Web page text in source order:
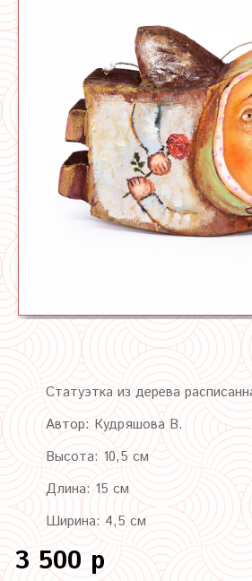
Статуэтка из дерева
Автор: Кудряшова В.
Высота: 10,5 см
Длина: 15 см
Ширина: 4,5 см
3 500 р